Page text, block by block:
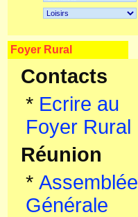
Foyer Rural
Contacts
* Ecrire au
Foyer Rural
Réunion
* Assemblée
Générale